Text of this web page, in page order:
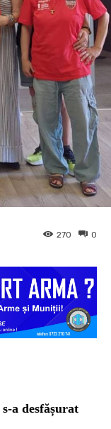
0
270
s-a desfășurat